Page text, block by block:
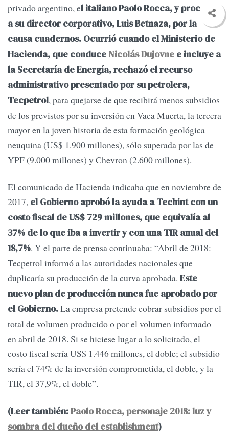
privado argentino, el italiano Paolo Rocca, y procesó
a su director corporativo, Luis Betnaza, por la
causa cuadernos. Ocurrió cuando el Ministerio de
Hacienda, que conduce Nicolás Dujovne e incluye a
la Secretaría de Energía, rechazó el recurso
administrativo presentado por su petrolera,
Tecpetrol, para quejarse de que recibirá menos subsidios
de los previstos por su inversión en Vaca Muerta, la tercera
mayor en la joven historia de esta formación geológica
neuquina (US$ 1.900 millones), sólo superada por las de
YPF (9.000 millones) y Chevron (2.600 millones).
El comunicado de Hacienda indicaba que en noviembre de
2017, el Gobierno aprobó la ayuda a Techint con un
costo fiscal de US$ 729 millones, que equivalía al
37% de lo que iba a invertir y con una TIR anual del
18,7%. Y el parte de prensa continuaba: “Abril de 2018:
Tecpetrol informó a las autoridades nacionales que
duplicaría su producción de la curva aprobada. Este
nuevo plan de producción nunca fue aprobado por
el Gobierno.La empresa pretende cobrar subsidios por el
total de volumen producido o por el volumen informado
en abril de 2018. Si se hiciese lugar a lo solicitado, el
costo fiscal sería US$ 1.446 millones, el doble; el subsidio
sería el 74% de la inversión comprometida, el doble, y la
TIR, el 37,9%, el doble”.
(Leer también:Paolo Rocca, personaje 2018: luz y
sombra del dueño del establishment)